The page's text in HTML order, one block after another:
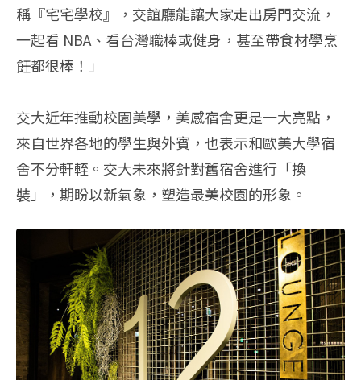
稱『宅宅學校』，交誼廳能讓大家走出房門交流，
一起看 NBA、看台灣職棒或健身，甚至帶食材學烹
飪都很棒！」
交大近年推動校園美學，美感宿舍更是一大亮點，
來自世界各地的學生與外賓，也表示和歐美大學宿
舍不分軒輊。交大未來將針對舊宿舍進行「換
裝」，期盼以新氣象，塑造最美校園的形象。